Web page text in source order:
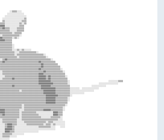
░░░░░░░░▒▒▒▒
░░░░░░░░░░░░░░░░
░░░░░░░░░░░░
░░░░░░░░░░░░░░
░░░░░░░░▒▒▓▓▓▓▒▒▒▒▒▒▒▒▒▒▒▒░░▒▒▒▒▒▒▒▒▒▒▒▒░░░░░░░░░░░░░░▓▓▓▓▒▒▒▒
░░▒▒▓▓▒▒▒▒▒▒▒▒▒▒▒▒░░▒▒▒▒▒▒▒▒▒▒▒▒▒▒░░░░░░░░░░░░▓▓▓▓▒▒▒▒
▒▒▒▒▒▒▒▒▒▒▒▒▒▒▒▒░░▒▒▒▒▒▒▒▒▒▒▒▒▒▒▒▒░░░░░░░░▒▒▒▒▒▒▒▒░░
░░░░▒▒▓▓▓▓▒▒▒▒░░░░░░░░▒▒▒▒▒▒▒▒▒▒▒▒▒▒░░▒▒▒▒░░▒▒░░░░░░░░
░░░░▒▒▓▓▓▓▒▒░░░░░░░░░░░░░░░░░░░░▒▒▒▒▒▒▒▒▒▒░░░░    ░░░░
░░░░░░▓▓▓▓▓▓▒▒░░░░░░░░░░░░░░░░░░░░░░░░░░░░░░░░░░
░░░░░░▓▓▓▓▒▒▒▒░░░░░░░░░░░░░░░░░░░░